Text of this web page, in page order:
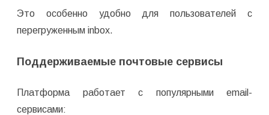
Это особенно удобно для пользователей с
перегруженным inbox.
Поддерживаемые почтовые сервисы
Платформа работает с популярными email-
сервисами: